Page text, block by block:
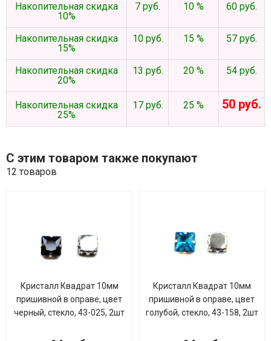
Накопительная скидка
10%
7 руб. 10 % 60 руб.
Накопительная скидка
15%
10 руб. 15 % 57 руб.
Накопительная скидка
20%
13 руб. 20 % 54 руб.
Накопительная скидка
25%
17 руб. 25 % 50 руб.
С этим товаром также покупают
12 товаров
Кристалл Квадрат 10мм
пришивной в оправе, цвет
черный, стекло, 43-025, 2шт
Кристалл Квадрат 10мм
пришивной в оправе, цвет
голубой, стекло, 43-158, 2шт